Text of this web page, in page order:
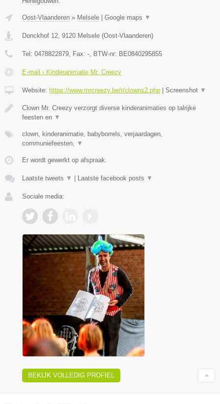
Oost-Vlaanderen » Melsele Google maps ▼
Donckhof 12, 9120 Melsele (Oost-Vlaanderen)
Tel: 0478822879, Fax: -, BTW-nr: BE0840295855
E-mail › Kinderanimatie Mr. Creezy
Website: https://www.mrcreezy.be/r/clowns2.php Screenshot ▼
Clown Mr. Creezy verzorgt diverse kinderanimaties op talrijke
feesten en ▼
clown, kinderanimatie, babyborrels, verjaardagen,
communiefeesten, ▼
Er wordt gewerkt op afspraak.
Laatste tweets ▼ Laatste facebook posts ▼
Sociale media:
BEKIJK VOLLEDIG PROFIEL